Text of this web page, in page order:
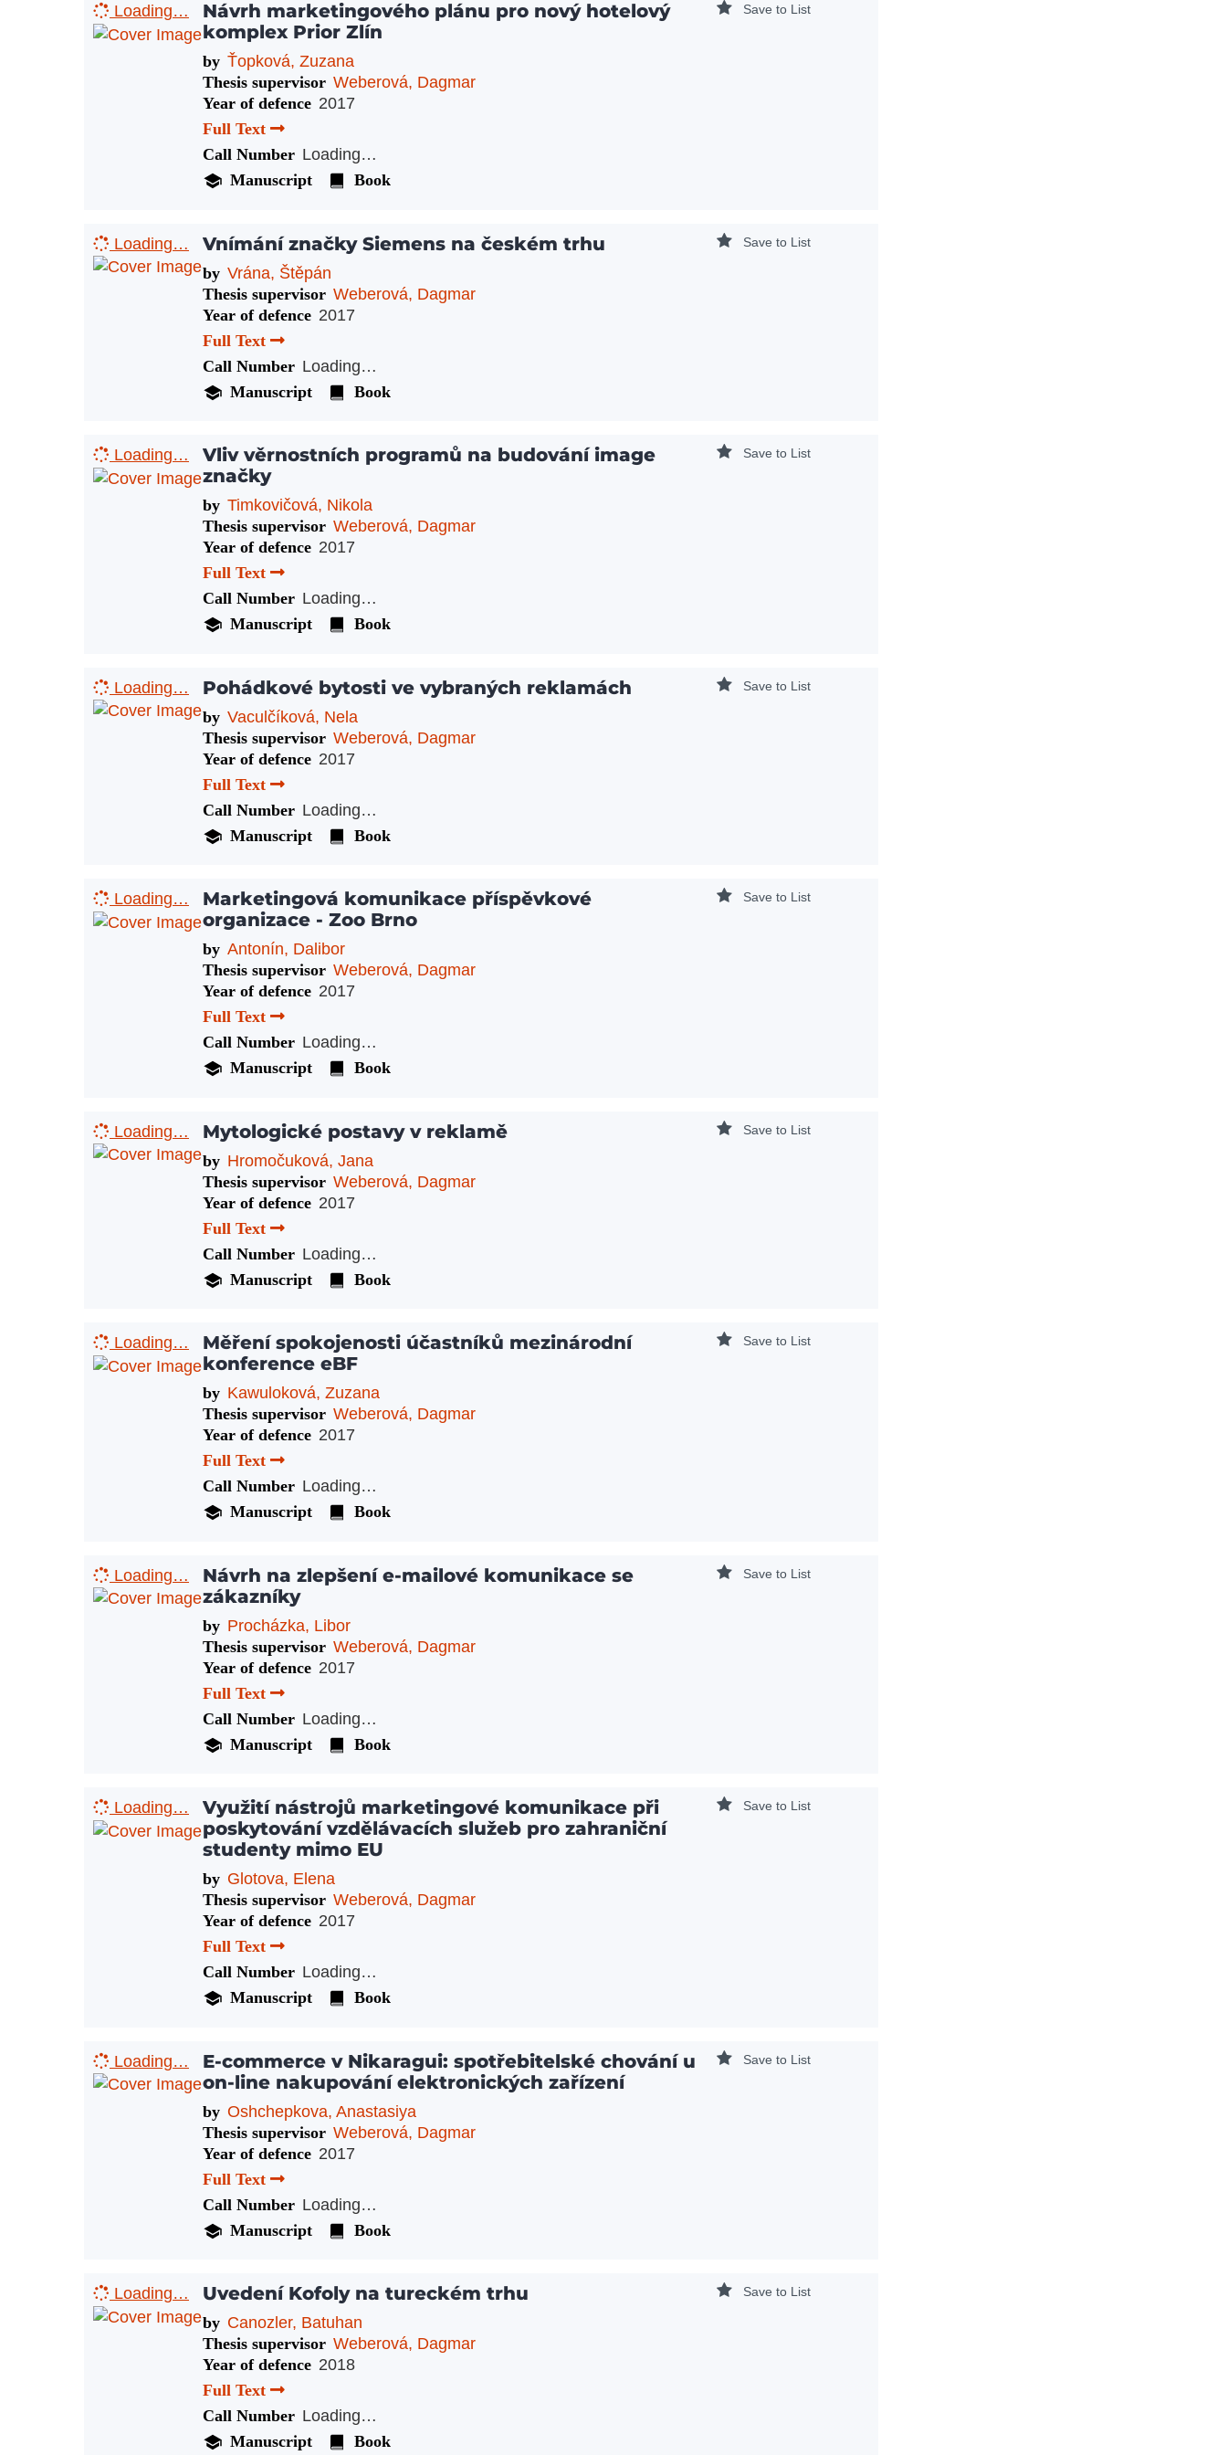
Loading…
Návrh marketingového plánu pro nový hotelový
komplex Prior Zlín
by Ťopková, Zuzana
Thesis supervisor Weberová, Dagmar
Year of defence 2017
Full Text
Call Number Loading…
Manuscript
Book
Save to List
Loading… Vnímání značky Siemens na českém trhu
by Vrána, Štěpán
Thesis supervisor Weberová, Dagmar
Year of defence 2017
Full Text
Call Number Loading…
Manuscript
Book
Save to List
Loading…
Vliv věrnostních programů na budování image
značky
by Timkovičová, Nikola
Thesis supervisor Weberová, Dagmar
Year of defence 2017
Full Text
Call Number Loading…
Manuscript
Book
Save to List
Loading… Pohádkové bytosti ve vybraných reklamách
by Vaculčíková, Nela
Thesis supervisor Weberová, Dagmar
Year of defence 2017
Full Text
Call Number Loading…
Manuscript
Book
Save to List
Loading…
Marketingová komunikace příspěvkové
organizace - Zoo Brno
by Antonín, Dalibor
Thesis supervisor Weberová, Dagmar
Year of defence 2017
Full Text
Call Number Loading…
Manuscript
Book
Save to List
Loading… Mytologické postavy v reklamě
by Hromočuková, Jana
Thesis supervisor Weberová, Dagmar
Year of defence 2017
Full Text
Call Number Loading…
Manuscript
Book
Save to List
Loading…
Měření spokojenosti účastníků mezinárodní
konference eBF
by Kawuloková, Zuzana
Thesis supervisor Weberová, Dagmar
Year of defence 2017
Full Text
Call Number Loading…
Manuscript
Book
Save to List
Loading…
Návrh na zlepšení e-mailové komunikace se
zákazníky
by Procházka, Libor
Thesis supervisor Weberová, Dagmar
Year of defence 2017
Full Text
Call Number Loading…
Manuscript
Book
Save to List
Loading…
Využití nástrojů marketingové komunikace při
poskytování vzdělávacích služeb pro zahraniční
studenty mimo EU
by Glotova, Elena
Thesis supervisor Weberová, Dagmar
Year of defence 2017
Full Text
Call Number Loading…
Manuscript
Book
Save to List
Loading…
E-commerce v Nikaragui: spotřebitelské chování u
on-line nakupování elektronických zařízení
by Oshchepkova, Anastasiya
Thesis supervisor Weberová, Dagmar
Year of defence 2017
Full Text
Call Number Loading…
Manuscript
Book
Save to List
Loading… Uvedení Kofoly na tureckém trhu
by Canozler, Batuhan
Thesis supervisor Weberová, Dagmar
Year of defence 2018
Full Text
Call Number Loading…
Manuscript
Book
Save to List